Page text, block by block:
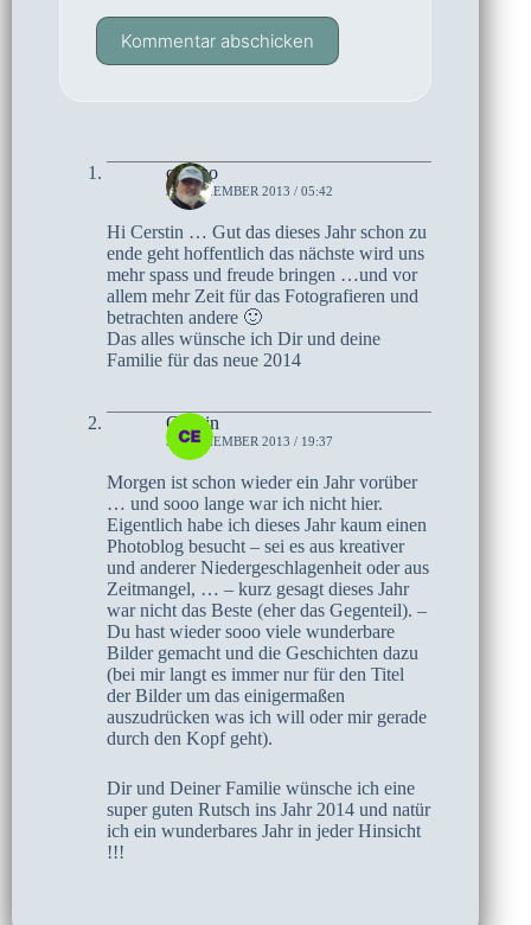
Kommentar abschicken
czoczo
31. DEZEMBER 2013 / 05:42
Hi Cerstin … Gut das dieses Jahr schon zu
ende geht hoffentlich das nächste wird uns
mehr spass und freude bringen …und vor
allem mehr Zeit für das Fotografieren und
betrachten andere 🙂
Das alles wünsche ich Dir und deine
Familie für das neue 2014
Cerstin
30. DEZEMBER 2013 / 19:37
Morgen ist schon wieder ein Jahr vorüber
… und sooo lange war ich nicht hier.
Eigentlich habe ich dieses Jahr kaum einen
Photoblog besucht – sei es aus kreativer
und anderer Niedergeschlagenheit oder aus
Zeitmangel, … – kurz gesagt dieses Jahr
war nicht das Beste (eher das Gegenteil). –
Du hast wieder sooo viele wunderbare
Bilder gemacht und die Geschichten dazu
(bei mir langt es immer nur für den Titel
der Bilder um das einigermaßen
auszudrücken was ich will oder mir gerade
durch den Kopf geht).
Dir und Deiner Familie wünsche ich eine
super guten Rutsch ins Jahr 2014 und natür
ich ein wunderbares Jahr in jeder Hinsicht
!!!